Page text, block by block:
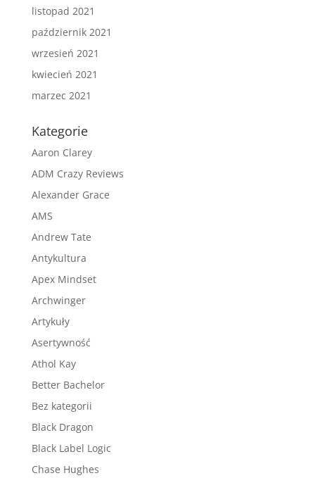
listopad 2021
październik 2021
wrzesień 2021
kwiecień 2021
marzec 2021
Kategorie
Aaron Clarey
ADM Crazy Reviews
Alexander Grace
AMS
Andrew Tate
Antykultura
Apex Mindset
Archwinger
Artykuły
Asertywność
Athol Kay
Better Bachelor
Bez kategorii
Black Dragon
Black Label Logic
Chase Hughes